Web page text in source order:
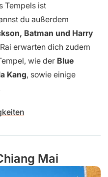
Tempels ist
du außerdem
Batman und Harry
erwarten dich zudem
wie der Blue
Kang, sowie einige
Mai